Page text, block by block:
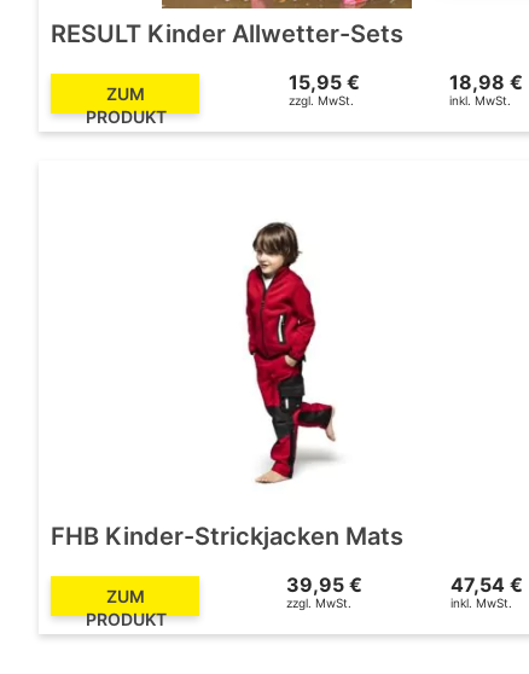
RESULT Kinder Allwetter-Sets
ZUM
PRODUKT
15,95 €
zzgl. MwSt.
18,98 €
inkl. MwSt.
FHB Kinder-Strickjacken Mats
ZUM
PRODUKT
39,95 €
zzgl. MwSt.
47,54 €
inkl. MwSt.